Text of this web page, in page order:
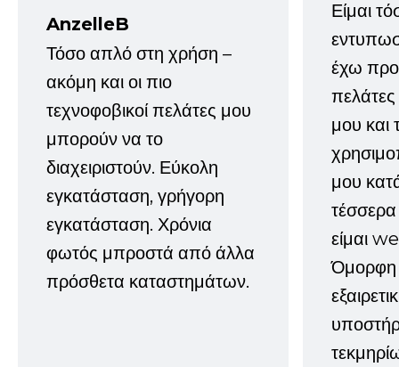
AnzelleB
Τόσο απλό στη χρήση –
ακόμη και οι πιο
τεχνοφοβικοί πελάτες μου
μπορούν να το
διαχειριστούν. Εύκολη
εγκατάσταση, γρήγορη
εγκατάσταση. Χρόνια
φωτός μπροστά από άλλα
πρόσθετα καταστημάτων.
Είμαι
έχω
μου και
μου
είμαι
Όμορφη